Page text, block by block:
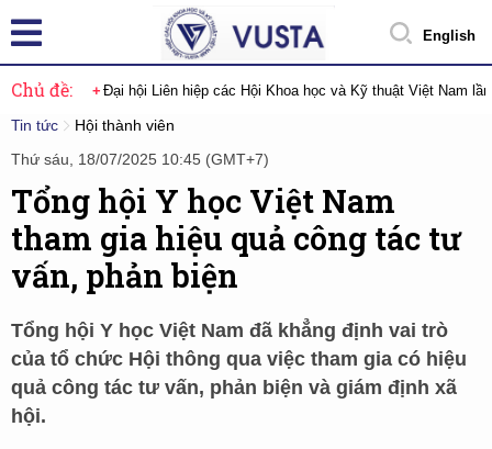
English
Chủ đề: Đại hội Liên hiệp các Hội Khoa học và Kỹ thuật Việt Nam
Tin tức
Hội thành viên
Thứ sáu, 18/07/2025 10:45 (GMT+7)
Tổng hội Y học Việt Nam
tham gia hiệu quả công tác tư
vấn, phản biện
Tổng hội Y học Việt Nam đã khẳng định vai trò
của tổ chức Hội thông qua việc tham gia có hiệu
quả công tác tư vấn, phản biện và giám định xã
hội.